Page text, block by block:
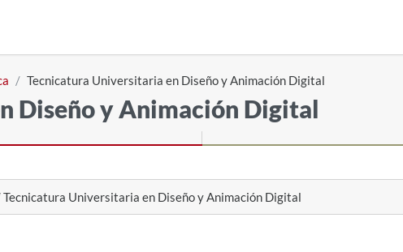
Tecnicatura Universitaria en Diseño y Animación Digital
Diseño y Animación Digital